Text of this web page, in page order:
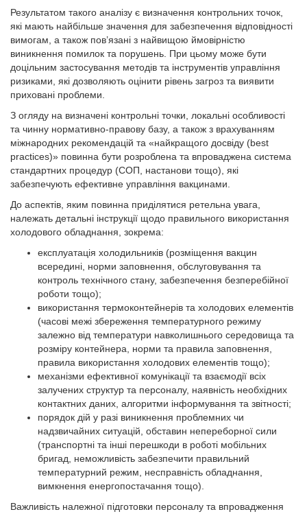
Результатом такого аналізу є визначення контрольних точок,
які мають найбільше значення для забезпечення відповідності
вимогам, а також пов’язані з найвищою ймовірністю
виникнення помилок та порушень. При цьому може бути
доцільним застосування методів та інструментів управління
ризиками, які дозволяють оцінити рівень загроз та виявити
приховані проблеми.
З огляду на визначені контрольні точки, локальні особливості
та чинну нормативно-правову базу, а також з врахуванням
міжнародних рекомендацій та «найкращого досвіду (best
practices)» повинна бути розроблена та впроваджена система
стандартних процедур (СОП, настанови тощо), які
забезпечують ефективне управління вакцинами.
До аспектів, яким повинна приділятися ретельна увага,
належать детальні інструкції щодо правильного використання
холодового обладнання, зокрема:
експлуатація холодильників (розміщення вакцин
всередині, норми заповнення, обслуговування та
контроль технічного стану, забезпечення безперебійної
роботи тощо);
використання термоконтейнерів та холодових елементів
(часові межі збереження температурного режиму
залежно від температури навколишнього середовища та
розміру контейнера, норми та правила заповнення,
правила використання холодових елементів тощо);
механізми ефективної комунікації та взаємодії всіх
залучених структур та персоналу, наявність необхідних
контактних даних, алгоритми інформування та звітності;
порядок дій у разі виникнення проблемних чи
надзвичайних ситуацій, обставин непереборної сили
(транспортні та інші перешкоди в роботі мобільних
бригад, неможливість забезпечити правильний
температурний режим, несправність обладнання,
вимкнення енергопостачання тощо).
Важливість належної підготовки персоналу та впровадження